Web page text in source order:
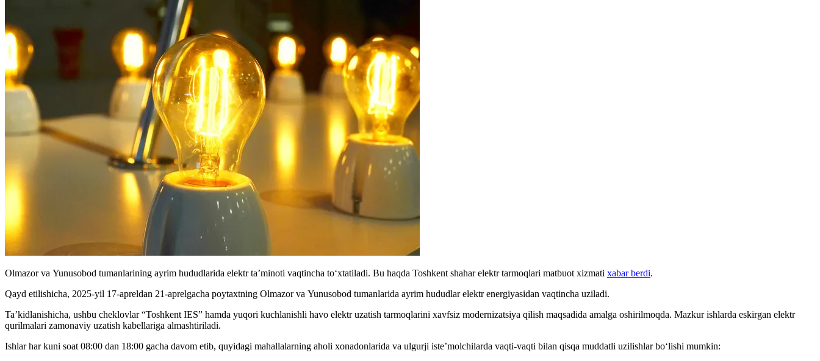
Olmazor va Yunusobod tumanlarining ayrim hududlarida elektr ta’minoti vaqtincha to‘xtatiladi. Bu haqda Toshkent shahar elektr tarmoqlari matbuot xizmati xabar berdi.
Qayd etilishicha, 2025-yil 17-apreldan 21-aprelgacha poytaxtning Olmazor va Yunusobod tumanlarida ayrim hududlar elektr energiyasidan vaqtincha uziladi.
Ta’kidlanishicha, ushbu cheklovlar “Toshkent IES” hamda yuqori kuchlanishli havo elektr uzatish tarmoqlarini xavfsiz modernizatsiya qilish maqsadida amalga oshirilmoqda. Mazkur ishlarda eskirgan elektr
qurilmalari zamonaviy uzatish kabellariga almashtiriladi.
Ishlar har kuni soat 08:00 dan 18:00 gacha davom etib, quyidagi mahallalarning aholi xonadonlarida va ulgurji iste’molchilarda vaqti-vaqti bilan qisqa muddatli uzilishlar bo‘lishi mumkin: